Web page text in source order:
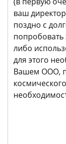
ваш
поздно с
либо
для этого
Вашем ООО,